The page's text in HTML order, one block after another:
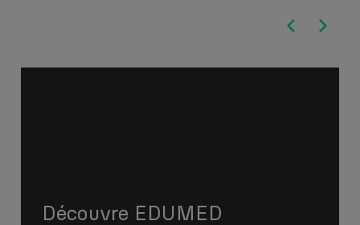
servira dans
Découvre EDUMED